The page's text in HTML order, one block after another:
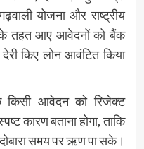
योजना और राष्ट्रीय
के तहत आए आवेदनों को बैंक
किए लोन आवंटित किया
किसी आवेदन को रिजेक्ट
कारण बताना होगा, ताकि
समय पर ऋण पा सके।